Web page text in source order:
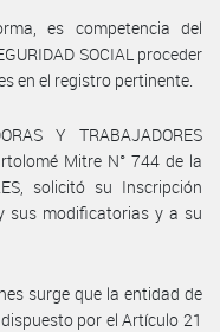
es competencia del
SOCIAL proceder
en el registro pertinente.
Y TRABAJADORES
Mitre N° 744 de la
solicitó su Inscripción
sus modificatorias y a su
surge que la entidad de
por el Artículo 21